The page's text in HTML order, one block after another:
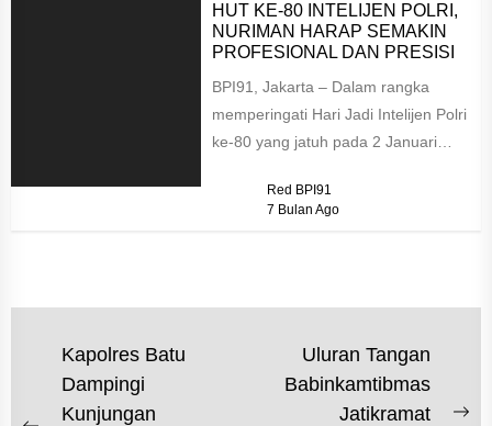
HUT KE-80 INTELIJEN POLRI,
NURIMAN HARAP SEMAKIN
PROFESIONAL DAN PRESISI
BPI91, Jakarta – Dalam rangka
memperingati Hari Jadi Intelijen Polri
ke-80 yang jatuh pada 2 Januari
Red BPI91
7 Bulan Ago
NAVIGASI
POS
Kapolres Batu
Dampingi
Kunjungan
Uluran Tangan
Babinkamtibmas
Jatikramat